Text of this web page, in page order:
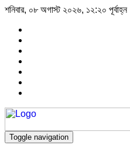
শনিবার, ০৮ অগাস্ট ২০২৬, ১২:২০ পূর্বাহ্ন
Toggle navigation